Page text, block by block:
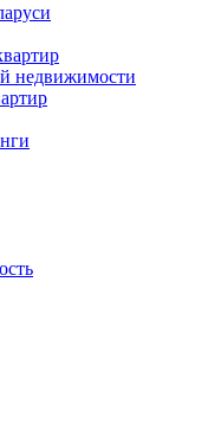
недвижимости